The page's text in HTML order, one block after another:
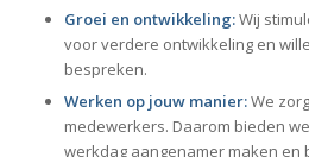
Groei en ontwikkeling:Wij
voor verdere ontwikkeling en
bespreken.
Werken op jouw manier:We
medewerkers. Daarom bieden
werkdag aangenamer maken en